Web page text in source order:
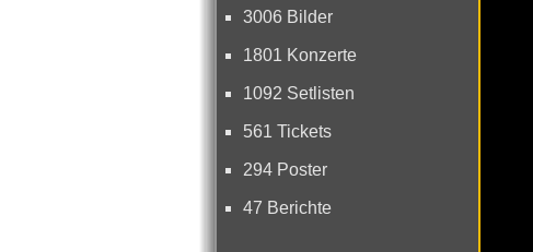
3006 Bilder
1801 Konzerte
1092 Setlisten
561 Tickets
294 Poster
47 Berichte